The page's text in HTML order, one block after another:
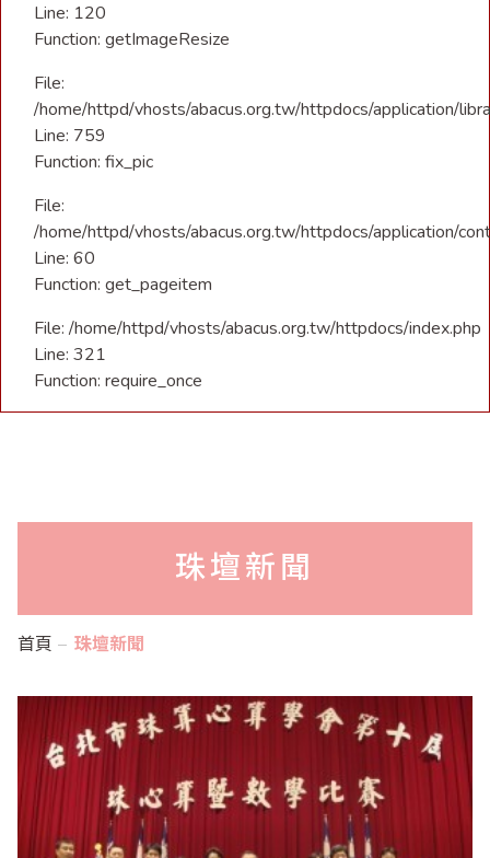
Line: 120
Function: getImageResize
File:
/home/httpd/vhosts/abacus.org.tw/httpdocs/application/
Line: 759
Function: fix_pic
File:
/home/httpd/vhosts/abacus.org.tw/httpdocs/application/
Line: 60
Function: get_pageitem
File: /home/httpd/vhosts/abacus.org.tw/httpdocs/index.php
Line: 321
Function: require_once
珠壇新聞
首頁 珠壇新聞